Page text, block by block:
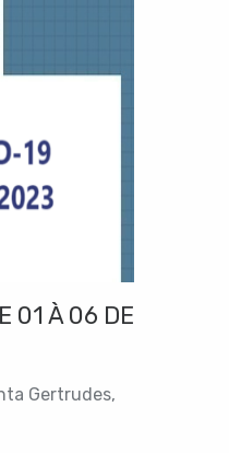
01 À 06 DE
Gertrudes,